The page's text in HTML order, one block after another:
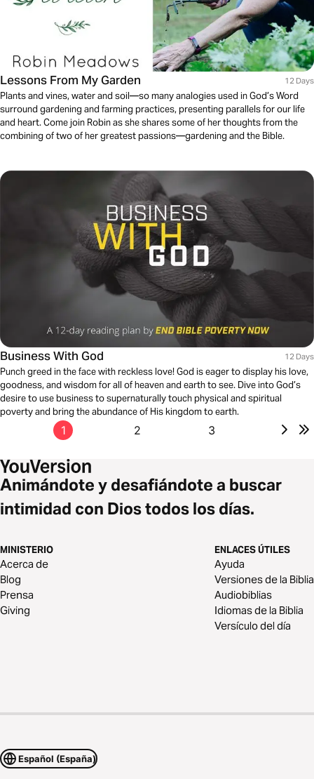
Lessons From My Garden 12 Days
Plants and vines, water and soil—so many analogies used in God’s Word
surround gardening and farming practices, presenting parallels for our life
and heart. Come join Robin as she shares some of her thoughts from the
combining of two of her greatest passions—gardening and the Bible.
Business With God 12 Days
Punch greed in the face with reckless love! God is eager to display his love,
goodness, and wisdom for all of heaven and earth to see. Dive into God’s
desire to use business to supernaturally touch physical and spiritual
poverty and bring the abundance of His kingdom to earth.
1 2 3
Animándote y desafiándote a buscar
intimidad con Dios todos los días.
MINISTERIO
Acerca de
Blog
Prensa
Giving
ENLACES ÚTILES
Ayuda
Versiones de la Biblia
Audiobiblias
Idiomas de la Biblia
Versículo del día
Español (España)